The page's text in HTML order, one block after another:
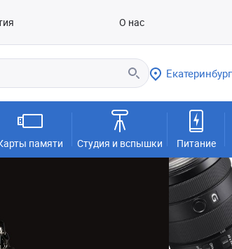
О нас
Екатеринбург
памяти Студия и вспышки Питание